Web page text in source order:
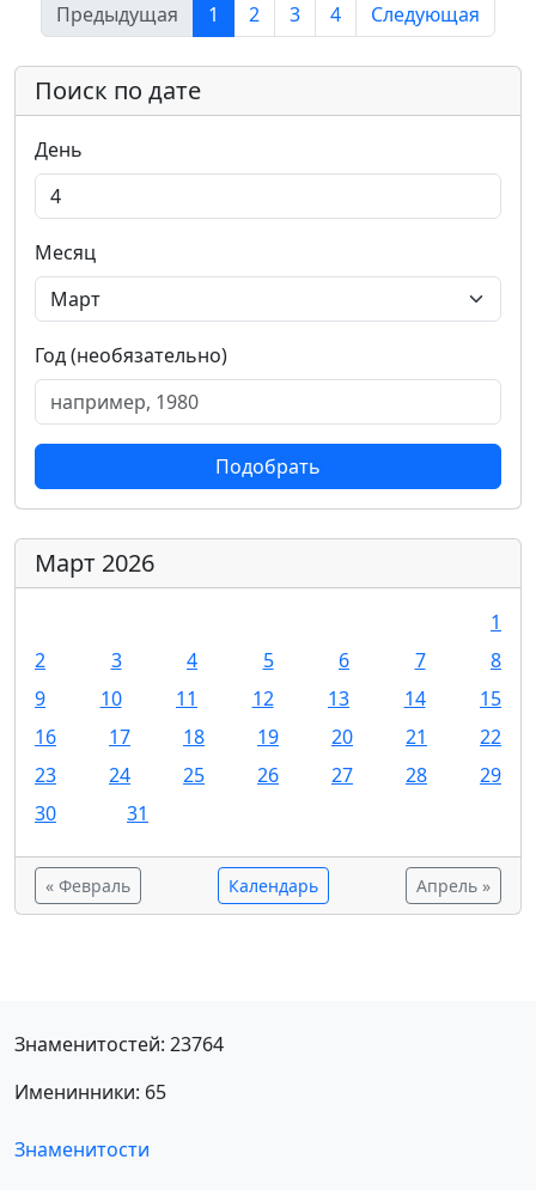
Предыдущая 1 2 3 4 Следующая
Поиск по дате
День
Месяц
Год (необязательно)
Подобрать
Март 2026
1
2
3 4 5 6 7
8
9
10 11 12 13 14
15
16
17 18 19 20 21
22
23
24 25 26 27 28
29
30
31
« Февраль Календарь Апрель »
Знаменитостей: 23764
Именинники: 65
Знаменитости